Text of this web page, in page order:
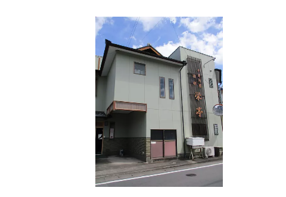
ものがなく、絶景と評判です。